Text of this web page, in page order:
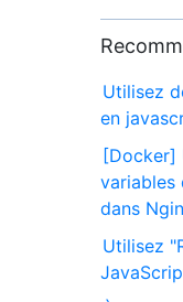
Utilisez
en
[Docker]
variables
dans
Utilisez